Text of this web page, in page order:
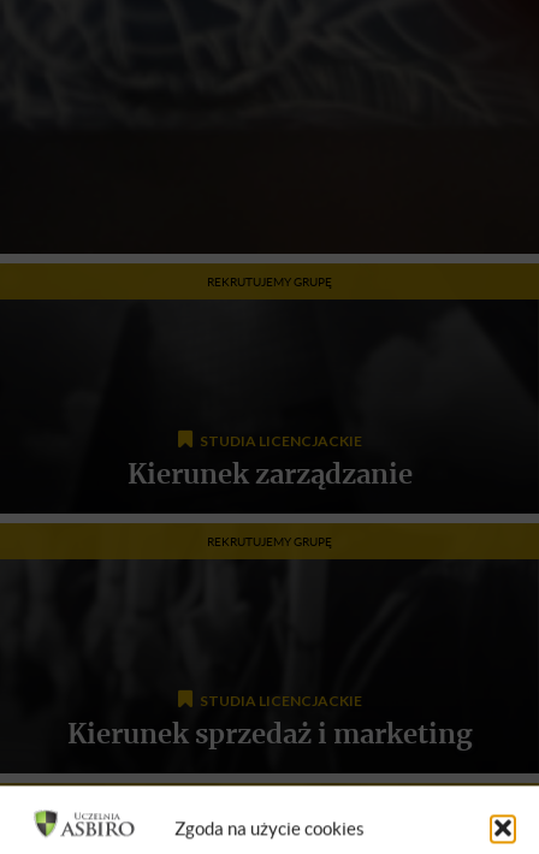
Zgoda na użycie cookies
REKRUTUJEMY GRUPĘ
STUDIA LICENCJACKIE
Kierunek zarządzanie
REKRUTUJEMY GRUPĘ
STUDIA LICENCJACKIE
Kierunek sprzedaż i marketing